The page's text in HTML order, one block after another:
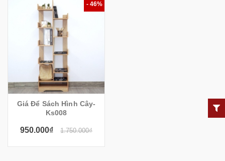
- 46%
Giá Để Sách Hình Cây-
Ks008
950.000₫ 1.750.000₫